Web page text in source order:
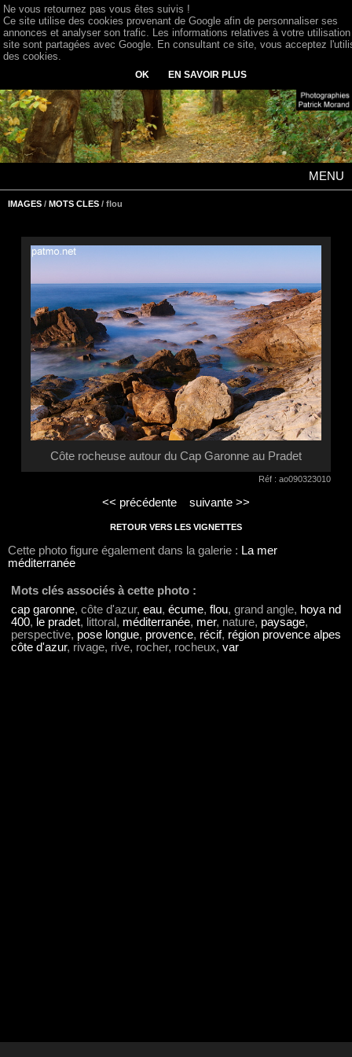
MENU
IMAGES / MOTS CLES / flou
Côte rocheuse autour du Cap Garonne au Pradet
Réf : ao090323010
<< précédente suivante >>
RETOUR VERS LES VIGNETTES
Cette photo figure également dans la galerie : La mer
méditerranée
Mots clés associés à cette photo :
cap garonne, côte d'azur, eau, écume, flou, grand angle, hoya nd
400, le pradet, littoral, méditerranée, mer, nature, paysage,
perspective, pose longue, provence, récif, région provence alpes
côte d'azur, rivage, rive, rocher, rocheux, var
Ne vous retournez pas vous êtes suivis !
Ce site utilise des cookies provenant de Google afin de personnaliser ses
annonces et analyser son trafic. Les informations relatives à votre
site sont partagées avec Google. En consultant ce site, vous acceptez
des cookies.
OK EN SAVOIR PLUS